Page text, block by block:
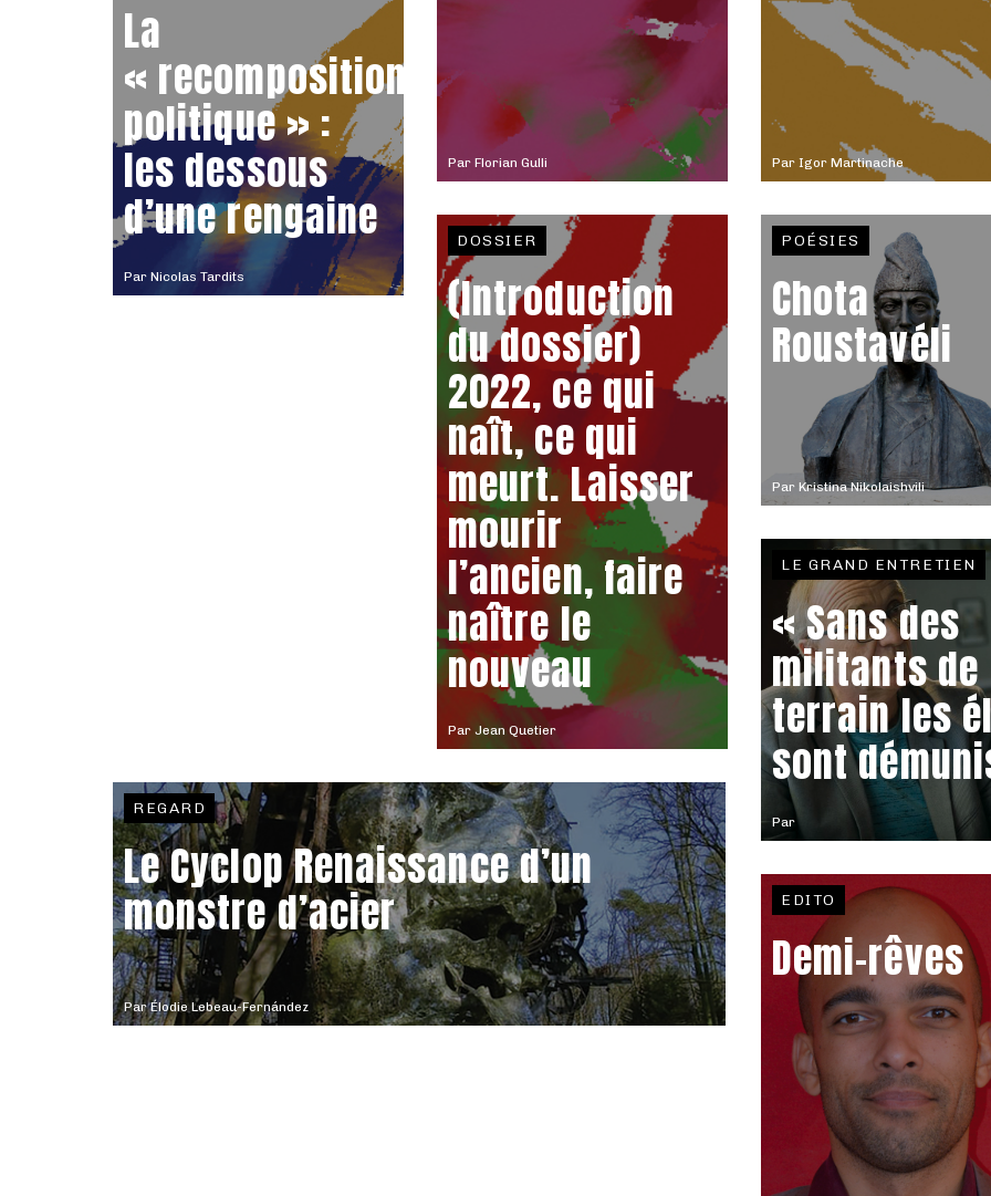
Par Florian Gulli Par Igor Martinache
Par Nicolas Tardits
La
« recomposition
politique » :
les dessous
d’une rengaine
Par Jean Quetier
DOSSIER
(Introduction
du dossier)
2022, ce qui
naît, ce qui
meurt. Laisser
mourir
l’ancien, faire
naître le
nouveau
ParÉlodie Lebeau-Fernández
REGARD
Le Cyclop Renaissance d’un
monstre d’acier
Par Kristina Nikolaishvili
POÉSIES
Chota
Roustavéli
Par
LE GRAND ENTRETIEN
« Sans des
militants de
terrain les
sont
EDITO
Demi-rêves